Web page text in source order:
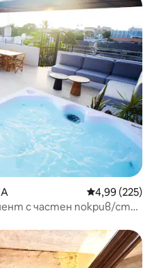
Средна
4,99 (225)
с частен покрив/стар